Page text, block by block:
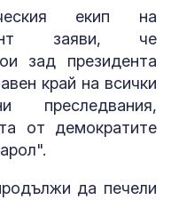
екип на
заяви, че
зад президента
край на всички
преследвания,
от демократите
да печели